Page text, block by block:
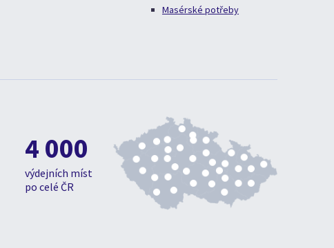
Masérské potřeby
4 000
výdejních míst
po celé ČR